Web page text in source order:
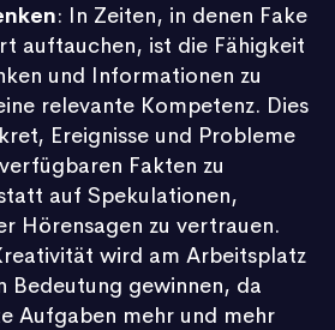
: In Zeiten, in denen Fake
auftauchen, ist die Fähigkeit
und Informationen zu
relevante Kompetenz. Dies
Ereignisse und Probleme
Fakten zu
auf Spekulationen,
Hörensagen zu vertrauen.
wird am Arbeitsplatz
Bedeutung gewinnen, da
Aufgaben mehr und mehr